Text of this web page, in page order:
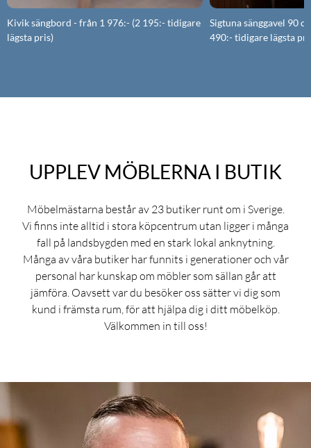
Kivik sängbord - från 1 976:- (2 195:- tidigare
lägsta pris)
Sigtuna sänggavel 90
490:- tidigare lägsta
UPPLEV MÖBLERNA I BUTIK
Möbelmästarna består av 23 butiker runt om i Sverige.
Vi finns inte alltid i stora köpcentrum utan ligger i många
fall på landsbygden med en stark lokal anknytning.
Många av våra butiker har funnits i generationer och vår
personal har kunskap om möbler som sällan går att
jämföra. Oavsett var du besöker oss sätter vi dig som
kund i främsta rum, för att hjälpa dig i ditt möbelköp.
Välkommen in till oss!